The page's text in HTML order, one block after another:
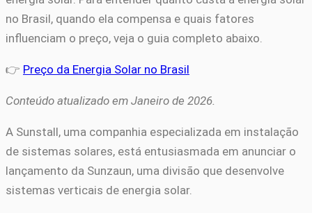
no Brasil, quando ela compensa e quais fatores
influenciam o preço, veja o guia completo abaixo.
👉 Preço da Energia Solar no Brasil
Conteúdo atualizado em Janeiro de 2026.
A Sunstall, uma companhia especializada em instalação
de sistemas solares, está entusiasmada em anunciar o
lançamento da Sunzaun, uma divisão que desenvolve
sistemas verticais de energia solar.